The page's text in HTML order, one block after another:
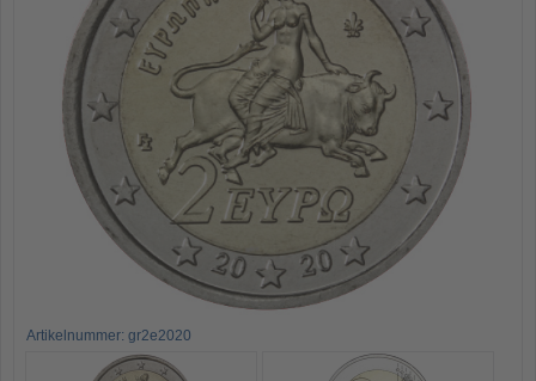
Artikelnummer: gr2e2020